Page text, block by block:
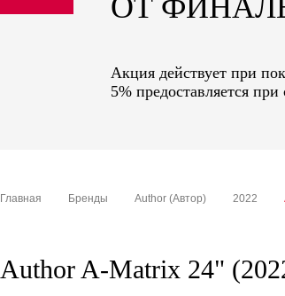
sale
ОТ
Акция действует при
5% предоставляется
Главная Бренды Author (Автор) 2022
Author A-Matrix 24"